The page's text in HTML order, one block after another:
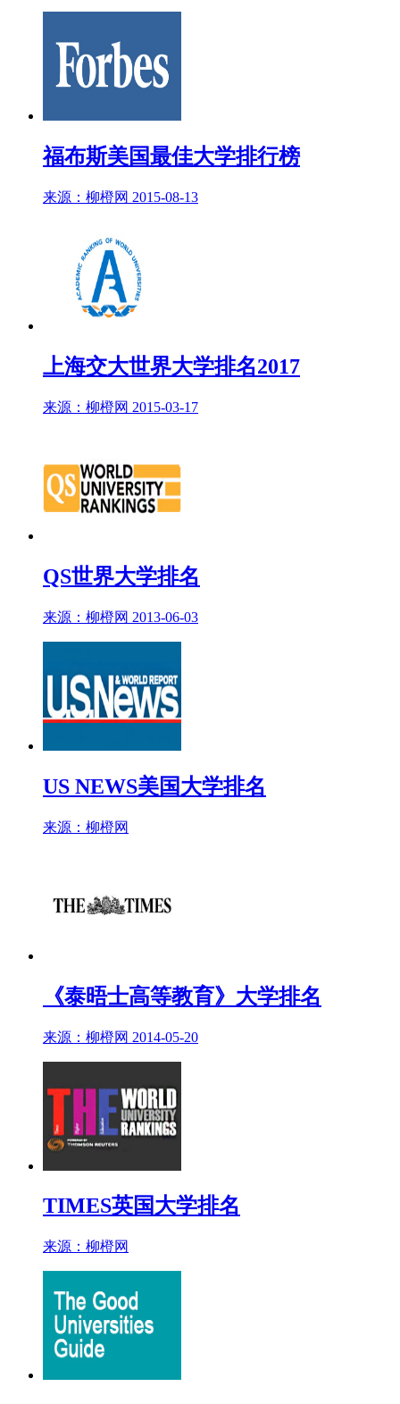
福布斯美国最佳大学排行榜
来源：柳橙网 2015-08-13
上海交大世界大学排名2017
来源：柳橙网 2015-03-17
QS世界大学排名
来源：柳橙网 2013-06-03
US NEWS美国大学排名
来源：柳橙网
《泰晤士高等教育》大学排名
来源：柳橙网 2014-05-20
TIMES英国大学排名
来源：柳橙网